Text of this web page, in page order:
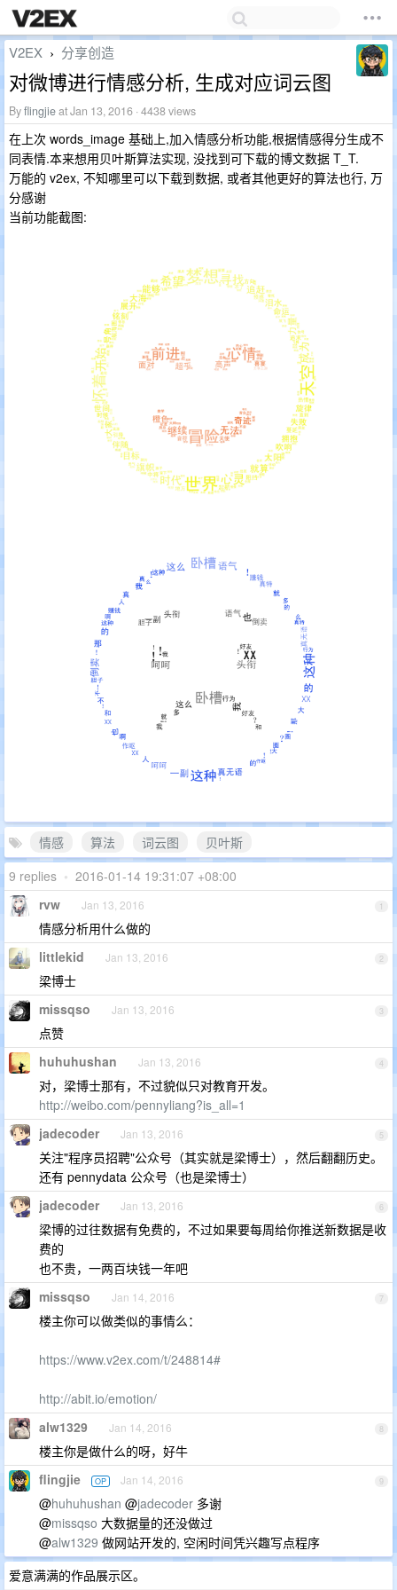
V2EX › 分享创造
对微博进行情感分析, 生成对应词云图
Byflingjieat Jan 13, 2016 · 4438 views
在上次 words_image 基础上,加入情感分析功能,根据情感得分生成不
同表情.本来想用贝叶斯算法实现, 没找到可下载的博文数据 T_T.
万能的 v2ex, 不知哪里可以下载到数据, 或者其他更好的算法也行, 万
分感谢
当前功能截图:
情感 算法 词云图
贝叶斯
9 replies • 2016-01-14 19:31:07 +08:00
1
rvw Jan 13, 2016
情感分析用什么做的
2
littlekid Jan 13, 2016
梁博士
3
missqso Jan 13, 2016
点赞
4
huhuhushan Jan 13, 2016
对，梁博士那有，不过貌似只对教育开发。
http://weibo.com/pennyliang?is_all=1
5
jadecoder Jan 13, 2016
关注"程序员招聘"公众号（其实就是梁博士），然后翻翻历史。
还有 pennydata 公众号（也是梁博士）
6
jadecoder Jan 13, 2016
梁博的过往数据有免费的，不过如果要每周给你推送新数据是收
费的
也不贵，一两百块钱一年吧
7
missqso Jan 14, 2016
楼主你可以做类似的事情么：
https://www.v2ex.com/t/248814#
http://abit.io/emotion/
8
alw1329 Jan 14, 2016
楼主你是做什么的呀，好牛
9
flingjie OP Jan 14, 2016
@huhuhushan @jadecoder 多谢
@missqso 大数据量的还没做过
@alw1329 做网站开发的, 空闲时间凭兴趣写点程序
爱意满满的作品展示区。